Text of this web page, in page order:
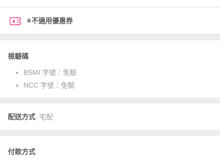
※不適用優惠券
檢驗碼
BSMI 字號： 免驗
NCC 字號： 免驗
配送方式 宅配
付款方式